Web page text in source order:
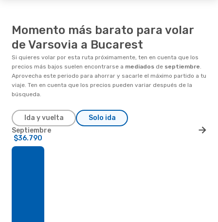
Momento más barato para volar
de Varsovia a Bucarest
Si quieres volar por esta ruta próximamente, ten en cuenta que los
precios más bajos suelen encontrarse a mediados de septiembre.
Aprovecha este periodo para ahorrar y sacarle el máximo partido a tu
viaje. Ten en cuenta que los precios pueden variar después de la
búsqueda.
Ida y vuelta Solo ida
$36.790
Septiembre